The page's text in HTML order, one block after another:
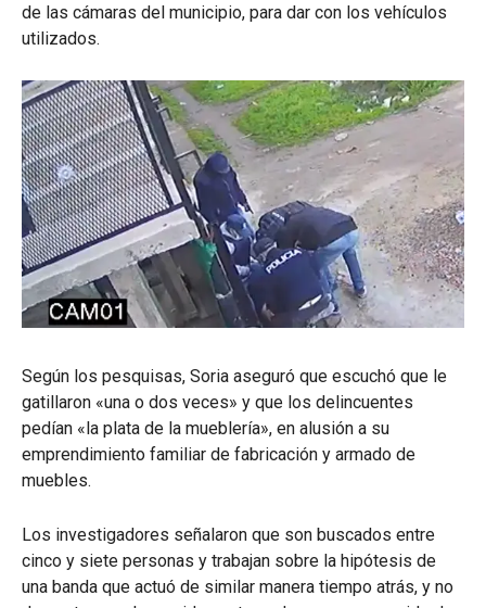
de las cámaras del municipio, para dar con los vehículos
utilizados.
Según los pesquisas, Soria aseguró que escuchó que le
gatillaron «una o dos veces» y que los delincuentes
pedían «la plata de la mueblería», en alusión a su
emprendimiento familiar de fabricación y armado de
muebles.
Los investigadores señalaron que son buscados entre
cinco y siete personas y trabajan sobre la hipótesis de
una banda que actuó de similar manera tiempo atrás, y no